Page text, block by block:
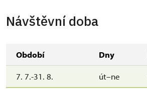
Návštěvní doba
Období Dny
7. 7.-31. 8. út–ne